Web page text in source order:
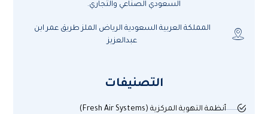
السعودي الصناعي والتجاري.
المملكة العربية السعودية الرياض الملز طريق عمر ابن
عبدالعزيز
التصنيفات
أنظمة التهوية المركزية (Fresh Air Systems)